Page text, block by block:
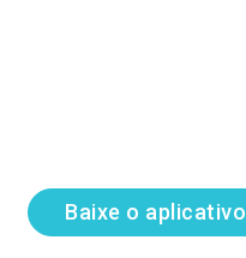
Baixe o aplicativo